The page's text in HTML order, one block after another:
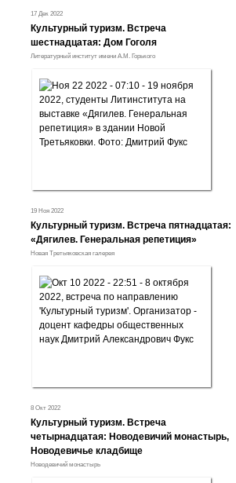
17 Дек 2022
Культурный туризм. Встреча
шестнадцатая: Дом Гоголя
Литературный институт имени А.М. Горького
19 Ноя 2022
Культурный туризм. Встреча пятнадцатая:
«Дягилев. Генеральная репетиция»
Новая Третьяковская галерея
8 Окт 2022
Культурный туризм. Встреча
четырнадцатая: Новодевичий монастырь,
Новодевичье кладбище
Новодевичий монастырь